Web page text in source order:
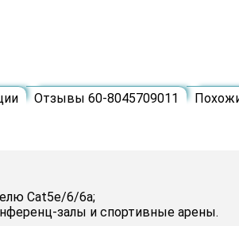
Отзывы 60-8045709011
Cat5e/6/6a;
залы и спортивные арены.